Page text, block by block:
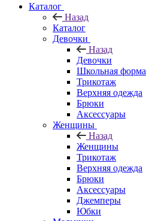
Каталог
Назад
Каталог
Девочки
Назад
Девочки
Школьная форма
Трикотаж
Верхняя одежда
Брюки
Аксессуары
Женщины
Назад
Женщины
Трикотаж
Верхняя одежда
Брюки
Аксессуары
Джемперы
Юбки